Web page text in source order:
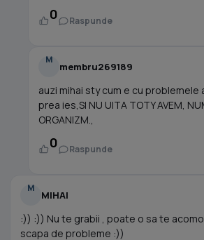
0 Raspunde
M
membru269189
auzi mihai sty cum e cu problemele
prea ies,SI NU UITA TOTY AVEM,
ORGANIZM.,
0 Raspunde
M
MIHAI
:)) :)) Nu te grabii , poate o sa te
scapa de probleme :))